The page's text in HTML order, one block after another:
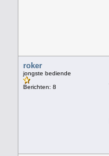
roker
jongste bediende
Berichten: 8